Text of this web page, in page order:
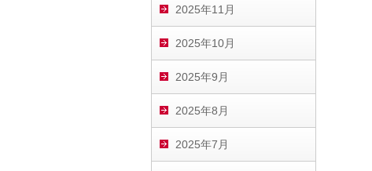
2025年11月
2025年10月
2025年9月
2025年8月
2025年7月